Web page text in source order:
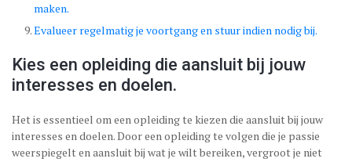
maken.
Evalueer regelmatig je voortgang en stuur indien nodig bij.
Kies een opleiding die aansluit bij jouw
interesses en doelen.
Het is essentieel om een opleiding te kiezen die aansluit bij jouw
interesses en doelen. Door een opleiding te volgen die je passie
weerspiegelt en aansluit bij wat je wilt bereiken, vergroot je niet